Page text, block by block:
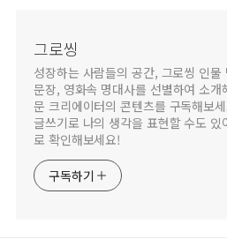
그로씽
성장하는 사람들의 공간, 그로씽 인물
문장, 영화속 명대사를 선별하여 소개
문 크리에이터의 콘텐츠를 구독해보
글쓰기로 나의 생각을 표현할 수도 있
로 확인해보세요!
구독하기